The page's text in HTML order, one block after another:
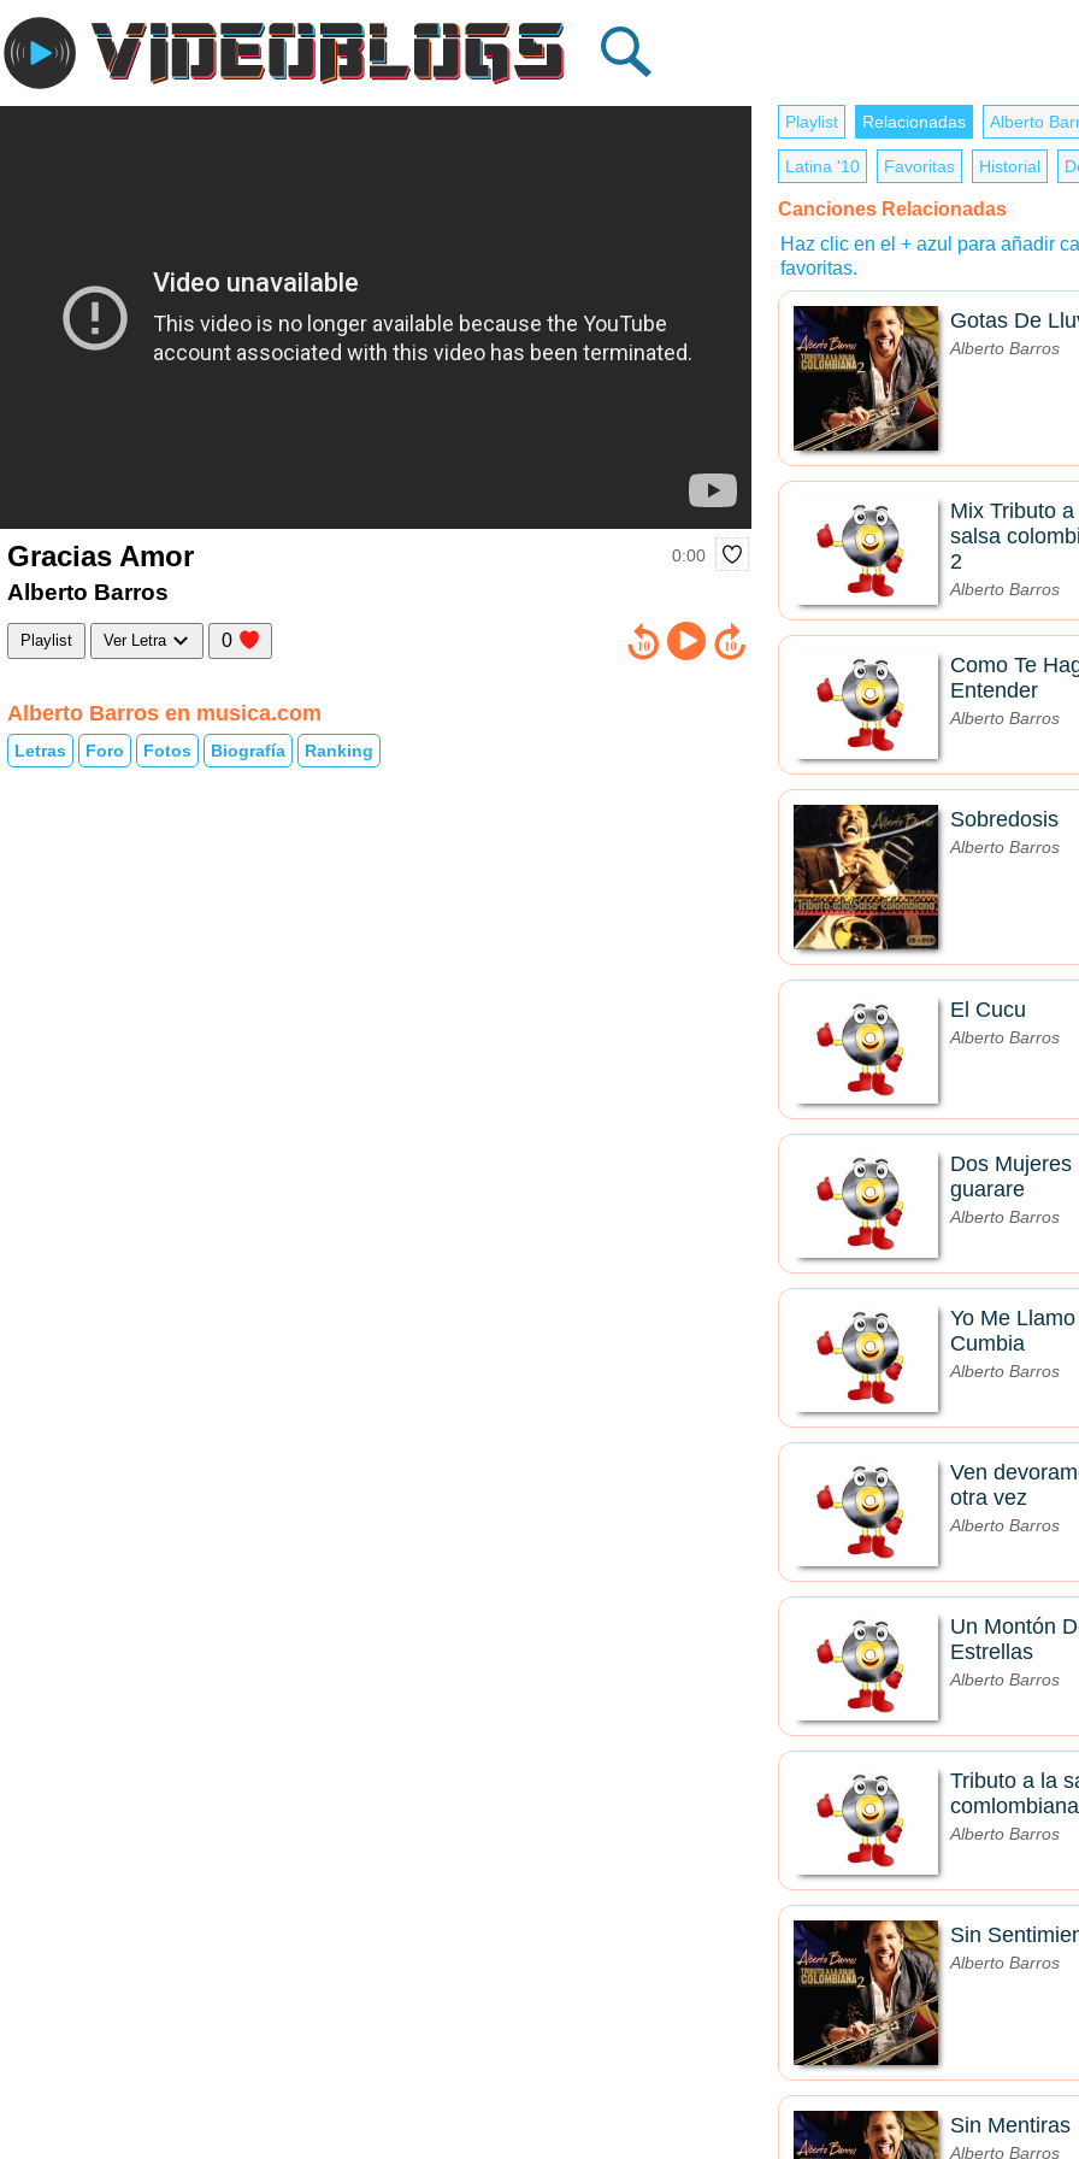
Gracias Amor 0:00
Alberto Barros
Playlist Ver Letra 0
Alberto Barros en musica.com
Letras Foro Fotos Biografía Ranking
Playlist Relacionadas Alberto
Latina '10 Favoritas Historial
Canciones Relacionadas
Haz clic en el + azul para añadir
favoritas.
Gotas De
Alberto Barros
Mix Tributo a
salsa
2
Alberto Barros
Como Te
Entender
Alberto Barros
Sobredosis
Alberto Barros
El Cucu
Alberto Barros
Dos Mujeres
guarare
Alberto Barros
Yo Me Llamo
Cumbia
Alberto Barros
Ven
otra vez
Alberto Barros
Un Montón
Estrellas
Alberto Barros
Tributo a la
comlombiana
Alberto Barros
Sin
Alberto Barros
Sin Mentiras
Alberto Barros